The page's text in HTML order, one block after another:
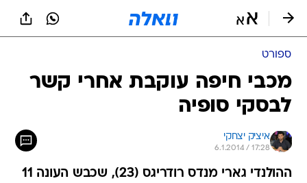
ספורט
מכבי חיפה עוקבת אחרי קשר
לבסקי סופיה
איציק יצחקי
6.1.2014 / 17:28
ההולנדי גארי מנדס רודריגס (23), שכבש העונה 11